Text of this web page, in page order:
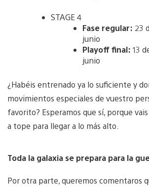
STAGE 4
Fase regular: 23
junio
Playoff final: 13
junio
¿Habéis entrenado ya lo suficiente y
movimientos especiales de vuestro
favorito? Esperamos que sí, porque
a tope para llegar a lo más alto.
Toda la galaxia se prepara para la
Por otra parte, queremos comentaros